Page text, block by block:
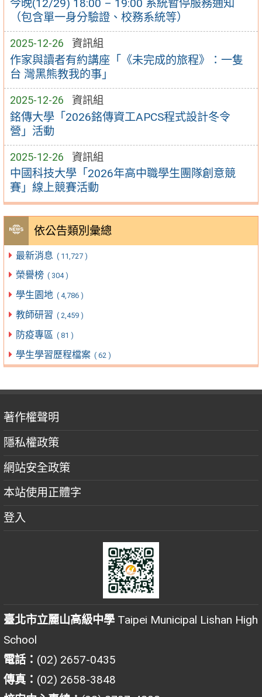
今晚(12/29) 18:00 – 19:00 系統暫停服務通知
（包含單一身分驗證、校務系統等）
2025-12-26 資訊組
作家與讀者有約講座「《未完成的旅程》：一隻
台 灣黑熊教我的事」
2025-12-26 資訊組
銘傳大學「2026銘傳資工APCS程式設計冬令
營」活動
2025-12-26 資訊組
中國科技大學「2026年高中職學生團隊創意競
賽」線上競賽活動
依公告類別彙總
最新消息 ( 11,727 )
榮譽榜 ( 304 )
學生園地 ( 4,786 )
教師研習 ( 2,459 )
防疫專區 ( 81 )
學生學習歷程檔案 ( 62 )
著作權聲明
隱私權政策
網站安全政策
本站使用正體字
登入
臺北市立麗山高級中學 Taipei Municipal Lishan High
School
電話： (02) 2657-0435
傳真： (02) 2658-3848